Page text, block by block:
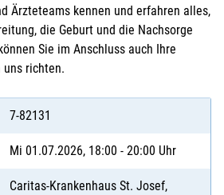
Ärzteteams kennen und erfahren alles,
die Geburt und die Nachsorge
Sie im Anschluss auch Ihre
uns richten.
7-82131
Mi 01.07.2026, 18:00 - 20:00 Uhr
Caritas-Krankenhaus St. Josef,